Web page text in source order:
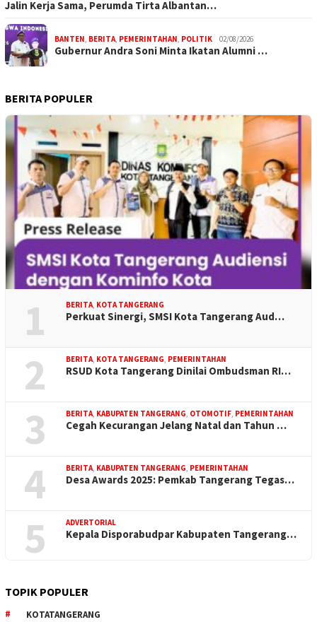
Jalin Kerja Sama, Perumda Tirta Albantan…
BANTEN, BERITA, PEMERINTAHAN, POLITIK 02/08/2026
Gubernur Andra Soni Minta Ikatan Alumni …
BERITA POPULER
1 BERITA, KOTA TANGERANG
Perkuat Sinergi, SMSI Kota Tangerang Aud…
2 BERITA, KOTA TANGERANG, PEMERINTAHAN
RSUD Kota Tangerang Dinilai Ombudsman RI…
3 BERITA, KABUPATEN TANGERANG, OTOMOTIF, PEMERINTAHAN
Cegah Kecurangan Jelang Natal dan Tahun …
4 BERITA, KABUPATEN TANGERANG, PEMERINTAHAN
Desa Awards 2025: Pemkab Tangerang Tegas…
5 ADVERTORIAL
Kepala Disporabudpar Kabupaten Tangerang…
TOPIK POPULER
KOTATANGERANG